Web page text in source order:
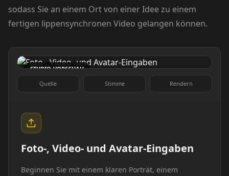
Pet Host 06 Pet Host 07
Pet Host 08 Pet Host 09
Baby 01 Baby 02
Baby 05
Baby 07
sodass Sie an einem Ort von einer Idee zu einem
fertigen lippensynchronen Video gelangen können.
STUDIO-VORSCHAU
Quelle
Stimme Rendern
Foto-, Video- und Avatar-Eingaben
Beginnen Sie mit einem klaren Porträt, einem